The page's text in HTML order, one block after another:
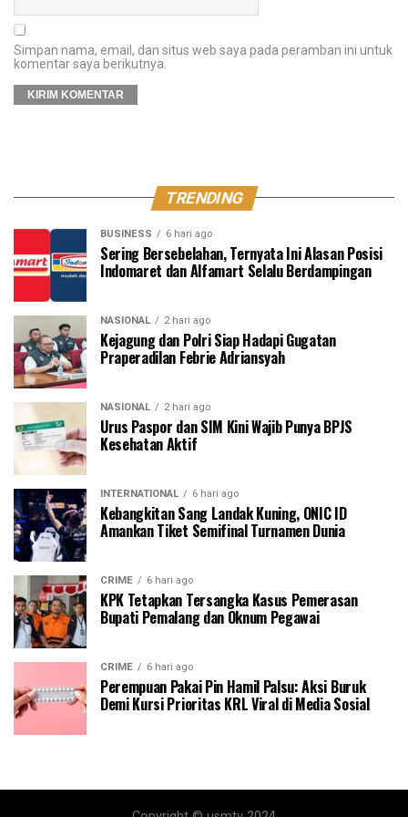
Simpan nama, email, dan situs web saya pada peramban ini untuk
komentar saya berikutnya.
TRENDING
BUSINESS 6 hari ago
Sering Bersebelahan, Ternyata Ini Alasan Posisi
Indomaret dan Alfamart Selalu Berdampingan
NASIONAL 2 hari ago
Kejagung dan Polri Siap Hadapi Gugatan
Praperadilan Febrie Adriansyah
NASIONAL 2 hari ago
Urus Paspor dan SIM Kini Wajib Punya BPJS
Kesehatan Aktif
INTERNATIONAL 6 hari ago
Kebangkitan Sang Landak Kuning, ONIC ID
Amankan Tiket Semifinal Turnamen Dunia
CRIME 6 hari ago
KPK Tetapkan Tersangka Kasus Pemerasan
Bupati Pemalang dan Oknum Pegawai
CRIME 6 hari ago
Perempuan Pakai Pin Hamil Palsu: Aksi Buruk
Demi Kursi Prioritas KRL Viral di Media Sosial